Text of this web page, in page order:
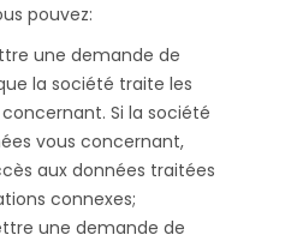
pouvez:
une demande de
la société traite les
Si la société
vous concernant,
aux données traitées
connexes;
une demande de